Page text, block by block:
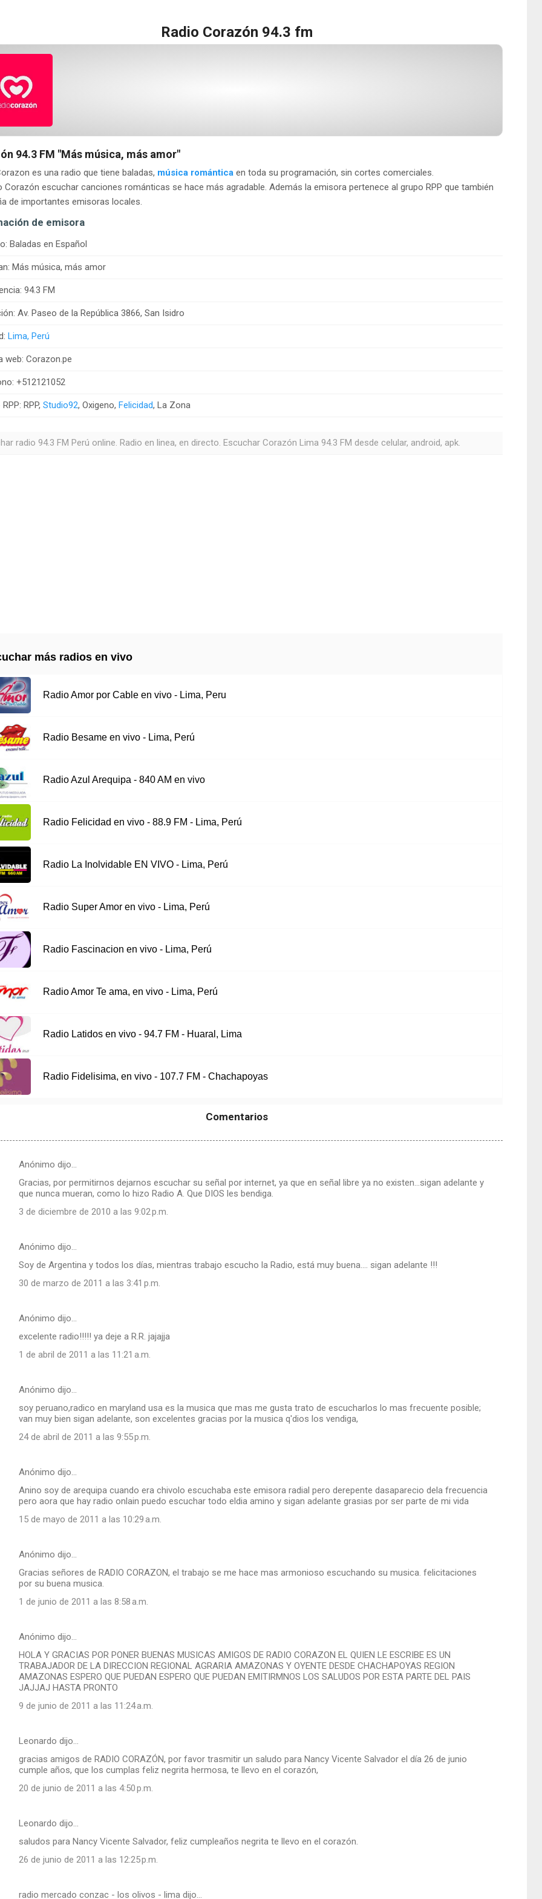
Radio Corazón 94.3 fm
94.3 FM "Más música, más amor"
es una radio que tiene baladas, música romántica en toda su programación, sin cortes comerciales.
Corazón escuchar canciones románticas se hace más agradable. Además la emisora pertenece al grupo RPP que también
de importantes emisoras locales.
de emisora
Baladas en Español
Más música, más amor
94.3 FM
Av. Paseo de la República 3866, San Isidro
Lima, Perú
web: Corazon.pe
+512121052
RPP, Studio92, Oxigeno, Felicidad, La Zona
radio 94.3 FM Perú online. Radio en linea, en directo. Escuchar Corazón Lima 94.3 FM desde celular, android, apk.
más radios en vivo
Radio Amor por Cable en vivo - Lima, Peru
Radio Besame en vivo - Lima, Perú
Radio Azul Arequipa - 840 AM en vivo
Radio Felicidad en vivo - 88.9 FM - Lima, Perú
Radio La Inolvidable EN VIVO - Lima, Perú
Radio Super Amor en vivo - Lima, Perú
Radio Fascinacion en vivo - Lima, Perú
Radio Amor Te ama, en vivo - Lima, Perú
Radio Latidos en vivo - 94.7 FM - Huaral, Lima
Radio Fidelisima, en vivo - 107.7 FM - Chachapoyas
Comentarios
Anónimo dijo…
Gracias, por permitirnos dejarnos escuchar su señal por internet, ya que en señal libre ya no existen...sigan adelante y
que nunca mueran, como lo hizo Radio A. Que DIOS les bendiga.
3 de diciembre de 2010 a las 9:02 p.m.
Anónimo dijo…
Soy de Argentina y todos los días, mientras trabajo escucho la Radio, está muy buena.... sigan adelante !!!
30 de marzo de 2011 a las 3:41 p.m.
Anónimo dijo…
excelente radio!!!!! ya deje a R.R. jajajja
1 de abril de 2011 a las 11:21 a.m.
Anónimo dijo…
soy peruano,radico en maryland usa es la musica que mas me gusta trato de escucharlos lo mas frecuente posible;
van muy bien sigan adelante, son excelentes gracias por la musica q'dios los vendiga,
24 de abril de 2011 a las 9:55 p.m.
Anónimo dijo…
Anino soy de arequipa cuando era chivolo escuchaba este emisora radial pero derepente dasaparecio dela frecuencia
pero aora que hay radio onlain puedo escuchar todo eldia amino y sigan adelante grasias por ser parte de mi vida
15 de mayo de 2011 a las 10:29 a.m.
Anónimo dijo…
Gracias señores de RADIO CORAZON, el trabajo se me hace mas armonioso escuchando su musica. felicitaciones
por su buena musica.
1 de junio de 2011 a las 8:58 a.m.
Anónimo dijo…
HOLA Y GRACIAS POR PONER BUENAS MUSICAS AMIGOS DE RADIO CORAZON EL QUIEN LE ESCRIBE ES UN
TRABAJADOR DE LA DIRECCION REGIONAL AGRARIA AMAZONAS Y OYENTE DESDE CHACHAPOYAS REGION
AMAZONAS ESPERO QUE PUEDAN ESPERO QUE PUEDAN EMITIRMNOS LOS SALUDOS POR ESTA PARTE DEL PAIS
JAJJAJ HASTA PRONTO
9 de junio de 2011 a las 11:24 a.m.
Leonardo dijo…
gracias amigos de RADIO CORAZÓN, por favor trasmitir un saludo para Nancy Vicente Salvador el día 26 de junio
cumple años, que los cumplas feliz negrita hermosa, te llevo en el corazón,
20 de junio de 2011 a las 4:50 p.m.
Leonardo dijo…
saludos para Nancy Vicente Salvador, feliz cumpleaños negrita te llevo en el corazón.
26 de junio de 2011 a las 12:25 p.m.
radio mercado conzac - los olivos - lima dijo…